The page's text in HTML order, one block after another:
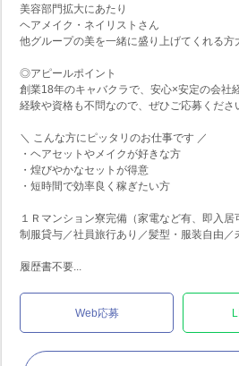
美容部門拡大にあたり
ヘアメイク・ネイリストさん
他グループの美を一緒に盛り上げてくれる方
◎アピールポイント
創業18年のキャバクラで、安心×安定の会社
経験や資格も不問なので、ぜひご応募くだ
＼ こんな方にピッタリのお仕事です ／
・ヘアセットやメイクが好きな方
・煌びやかなセットが得意
・短時間で効率良く稼ぎたい方
１Ｒマンション寮完備（家電など有、即入
制服貸与／社員旅行あり／髪型・服装自由／
履歴書不要...
Web応募